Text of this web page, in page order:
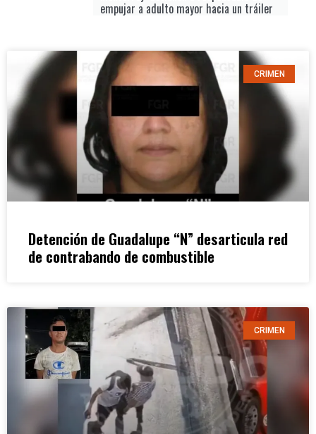
empujar a adulto mayor hacia un tráiler
CRIMEN
Detención de Guadalupe “N” desarticula red
de contrabando de combustible
CRIMEN